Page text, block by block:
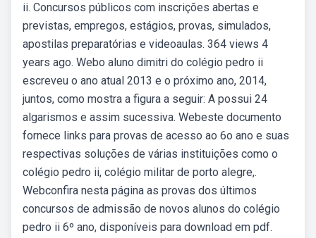
ii. Concursos públicos com inscrições abertas e
previstas, empregos, estágios, provas, simulados,
apostilas preparatórias e videoaulas. 364 views 4
years ago. Webo aluno dimitri do colégio pedro ii
escreveu o ano atual 2013 e o próximo ano, 2014,
juntos, como mostra a figura a seguir: A possui 24
algarismos e assim sucessiva. Webeste documento
fornece links para provas de acesso ao 6o ano e suas
respectivas soluções de várias instituições como o
colégio pedro ii, colégio militar de porto alegre,.
Webconfira nesta página as provas dos últimos
concursos de admissão de novos alunos do colégio
pedro ii 6º ano, disponíveis para download em pdf.